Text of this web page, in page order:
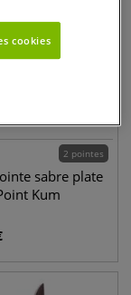
2 pointes
sabre plate
Kum
cookies